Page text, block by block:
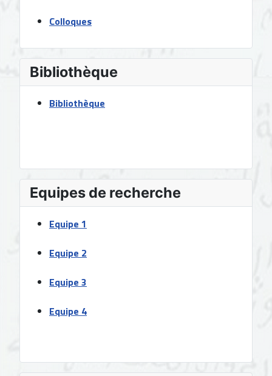
Colloques
Bibliothèque
Bibliothèque
Equipes de recherche
Equipe 1
Equipe 2
Equipe 3
Equipe 4